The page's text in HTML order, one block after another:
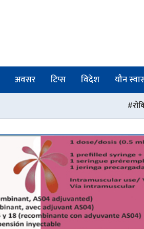
अवसर टिप्स विदेश यौन
रोकिएन चिकित्सक तथा